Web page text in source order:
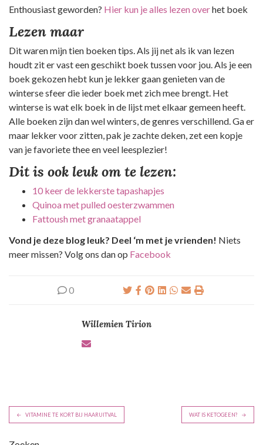
Enthousiast geworden? Hier kun je alles lezen overhet boek
Lezen maar
Dit waren mijn tien boeken tips. Als jij net als ik van lezen
houdt zit er vast een geschikt boek tussen voor jou. Als je een
boek gekozen hebt kun je lekker gaan genieten van de
winterse sfeer die ieder boek met zich mee brengt. Het
winterse is wat elk boek in de lijst met elkaar gemeen heeft.
Alle boeken zijn dan wel winters, de genres verschillend. Ga er
maar lekker voor zitten, pak je zachte deken, zet een kopje
van je favoriete thee en veel leesplezier!
Dit is ook leuk om te lezen:
10 keer de lekkerste tapashapjes
Quinoa met pulled oesterzwammen
Fattoush met granaatappel
Vond je deze blog leuk? Deel ‘m met je vrienden! Niets
meer missen? Volg ons dan op Facebook
0
Willemien Tirion
B
VITAMINE TE KORT BIJ HAARUITVAL WAT IS KETOGEEN?